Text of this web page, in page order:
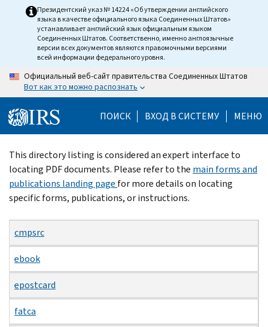
Президентский указ № 14224 «Об утверждении английского
языка в качестве официального языка Соединенных Штатов»
устанавливает английский язык официальным языком
Соединенных Штатов. Соответственно, именно англоязычные
версии всех документов являются правомочными версиями
всей информации федерального уровня.
Официальный веб-сайт правительства Соединенных Штатов
Вот как это можно распознать
ПОИСК ВХОД В СИСТЕМУ МЕНЮ
Beginning
of
main
content
This directory listing is considered an expert interface to
locating PDF documents. Please refer to the main forms and
publications landing page for more details on locating
specific forms, publications, or instructions.
cmpsrc
ebook
epostcard
fatca